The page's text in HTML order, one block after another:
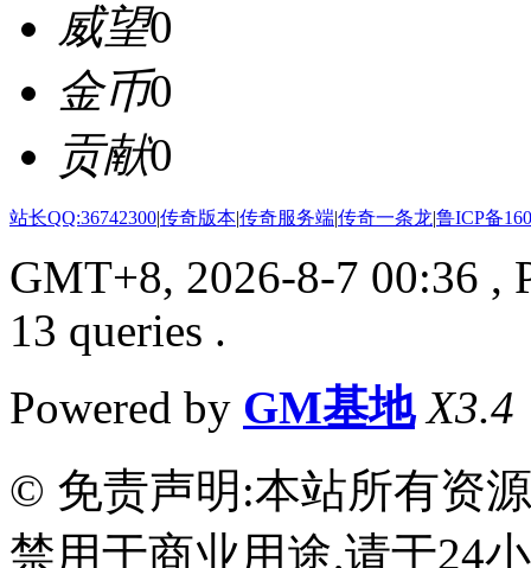
威望0
金币0
贡献0
站长QQ:36742300|传奇版本|传奇服务端|传奇一条龙|鲁ICP备
GMT+8, 2026-8-7 00:36 ,
13 queries .
Powered by GM基地 X3.4
© 免责声明:本站所有资
禁用于商业用途,请于24